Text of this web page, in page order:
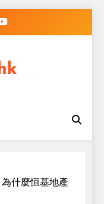
什麼恒基地產